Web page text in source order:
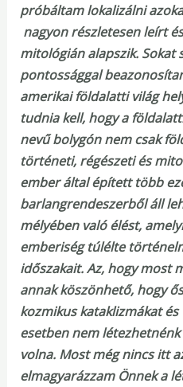
próbáltam lokalizálni
nagyon részletesen leírt
mitológián alapszik. Sokat
pontossággal
amerikai földalatti világ
tudnia kell, hogy a
nevű bolygón nem csak
történeti, régészeti és
ember által épített több
barlangrendeszerből áll
mélyében való élést,
emberiség túlélte
időszakait. Az, hogy most
annak köszönhető, hogy
kozmikus kataklizmákat
esetben nem
volna. Most még nincs itt
elmagyarázzam Önnek a